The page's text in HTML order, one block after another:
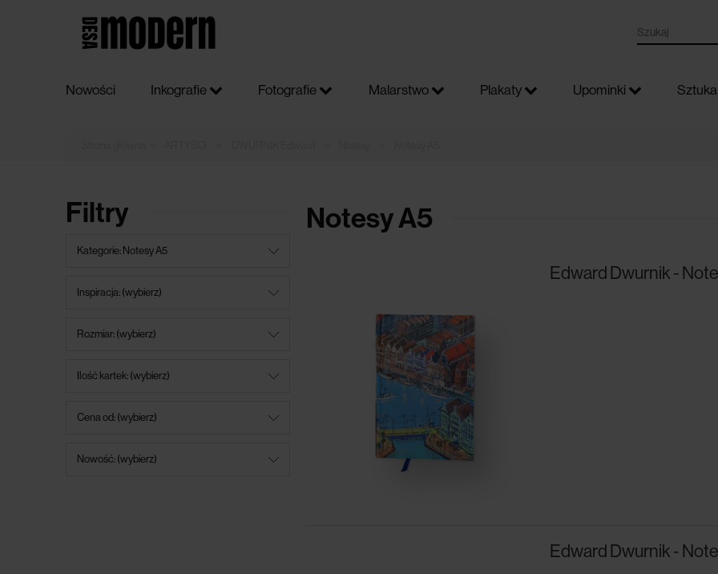
Nowości Inkografie Fotografie Malarstwo Plakaty Upominki
Filtry
Kategorie: Notesy A5
Inspiracja: (wybierz)
Rozmiar: (wybierz)
Ilość kartek: (wybierz)
Cena od: (wybierz)
Nowość: (wybierz)
Notesy A5
Edward Dwurnik -
Edward Dwurnik -